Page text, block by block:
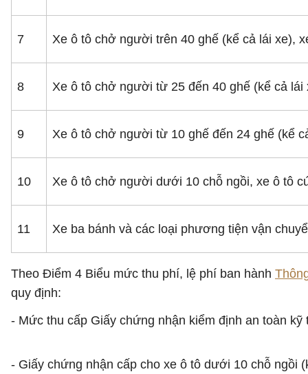
7 Xe ô tô chở người trên 40 ghế (kể cả lái xe),
8 Xe ô tô chở người từ 25 đến 40 ghế (kể cả lái
9 Xe ô tô chở người từ 10 ghế đến 24 ghế (kể
10 Xe ô tô chở người dưới 10 chỗ ngồi, xe ô tô
11 Xe ba bánh và các loại phương tiện vận
Theo Điểm 4 Biểu mức thu phí, lệ phí ban hành
quy định:
- Mức thu cấp Giấy chứng nhận kiểm định an toàn
- Giấy chứng nhận cấp cho xe ô tô dưới 10 chỗ ngồi